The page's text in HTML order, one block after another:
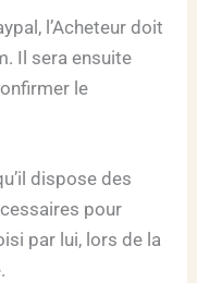
l’Acheteur doit
Il sera ensuite
le
dispose des
pour
par lui, lors de la